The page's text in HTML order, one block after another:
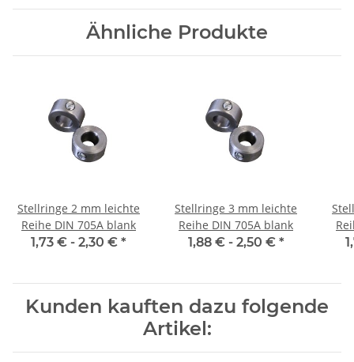
Ähnliche Produkte
Stellringe 2 mm leichte
Reihe DIN 705A blank
1,73 € - 2,30 € *
Stellringe 3 mm leichte
Reihe DIN 705A blank
1,88 € - 2,50 € *
Kunden kauften dazu folgende
Artikel: